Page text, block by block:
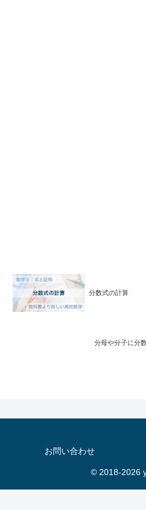
分数式の計算
分母や分子に分
お問い合わせ
© 2018-2026